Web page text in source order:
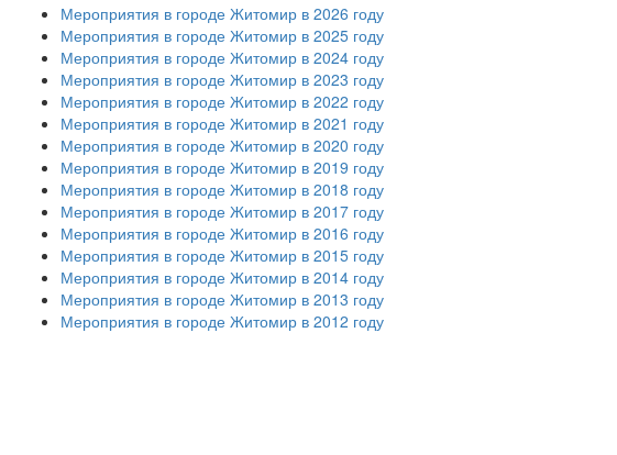
Мероприятия в городе Житомир в 2026 году
Мероприятия в городе Житомир в 2025 году
Мероприятия в городе Житомир в 2024 году
Мероприятия в городе Житомир в 2023 году
Мероприятия в городе Житомир в 2022 году
Мероприятия в городе Житомир в 2021 году
Мероприятия в городе Житомир в 2020 году
Мероприятия в городе Житомир в 2019 году
Мероприятия в городе Житомир в 2018 году
Мероприятия в городе Житомир в 2017 году
Мероприятия в городе Житомир в 2016 году
Мероприятия в городе Житомир в 2015 году
Мероприятия в городе Житомир в 2014 году
Мероприятия в городе Житомир в 2013 году
Мероприятия в городе Житомир в 2012 году